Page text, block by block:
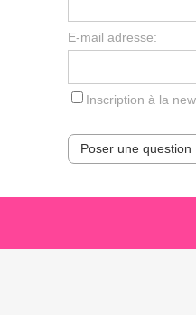
E-mail adresse:
Inscription à la
Poser une question